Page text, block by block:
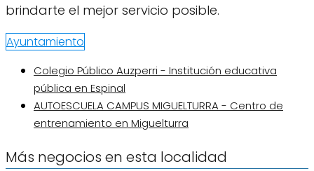
brindarte el mejor servicio posible.
Ayuntamiento
Colegio Público Auzperri - Institución educativa
pública en Espinal
AUTOESCUELA CAMPUS MIGUELTURRA - Centro de
entrenamiento en Miguelturra
Más negocios en esta localidad